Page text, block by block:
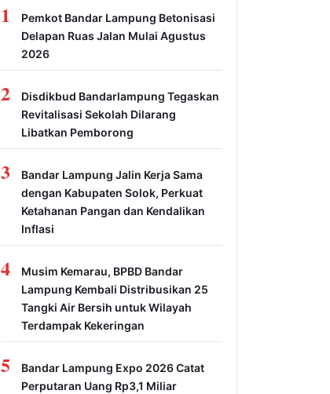
1
Pemkot Bandar Lampung Betonisasi
Delapan Ruas Jalan Mulai Agustus
2026
2
Disdikbud Bandarlampung Tegaskan
Revitalisasi Sekolah Dilarang
Libatkan Pemborong
3
Bandar Lampung Jalin Kerja Sama
dengan Kabupaten Solok, Perkuat
Ketahanan Pangan dan Kendalikan
Inflasi
4
Musim Kemarau, BPBD Bandar
Lampung Kembali Distribusikan 25
Tangki Air Bersih untuk Wilayah
Terdampak Kekeringan
5
Bandar Lampung Expo 2026 Catat
Perputaran Uang Rp3,1 Miliar